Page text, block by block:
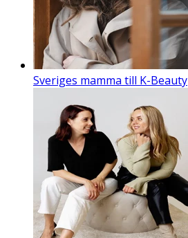
Sveriges mamma till K-Beauty